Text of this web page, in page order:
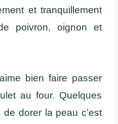
et tranquillement
poivron, oignon et
bien faire passer
au four. Quelques
dorer la peau c’est